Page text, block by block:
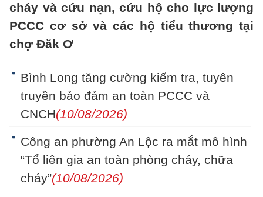
cháy và cứu nạn, cứu hộ cho lực lượng
PCCC cơ sở và các hộ tiểu thương tại
chợ Đăk Ơ
Bình Long tăng cường kiểm tra, tuyên
truyền bảo đảm an toàn PCCC và
CNCH(10/08/2026)
Công an phường An Lộc ra mắt mô hình
“Tổ liên gia an toàn phòng cháy, chữa
cháy”(10/08/2026)